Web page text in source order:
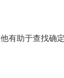
有助于查找确